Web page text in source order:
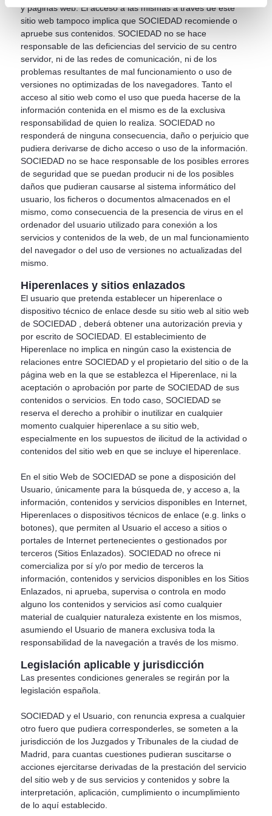
y páginas web. El acceso a las mismas a través de este
sitio web tampoco implica que SOCIEDAD recomiende o
apruebe sus contenidos. SOCIEDAD no se hace
responsable de las deficiencias del servicio de su centro
servidor, ni de las redes de comunicación, ni de los
problemas resultantes de mal funcionamiento o uso de
versiones no optimizadas de los navegadores. Tanto el
acceso al sitio web como el uso que pueda hacerse de la
información contenida en el mismo es de la exclusiva
responsabilidad de quien lo realiza. SOCIEDAD no
responderá de ninguna consecuencia, daño o perjuicio que
pudiera derivarse de dicho acceso o uso de la información.
SOCIEDAD no se hace responsable de los posibles errores
de seguridad que se puedan producir ni de los posibles
daños que pudieran causarse al sistema informático del
usuario, los ficheros o documentos almacenados en el
mismo, como consecuencia de la presencia de virus en el
ordenador del usuario utilizado para conexión a los
servicios y contenidos de la web, de un mal funcionamiento
del navegador o del uso de versiones no actualizadas del
mismo.
Hiperenlaces y sitios enlazados
El usuario que pretenda establecer un hiperenlace o
dispositivo técnico de enlace desde su sitio web al sitio web
de SOCIEDAD , deberá obtener una autorización previa y
por escrito de SOCIEDAD. El establecimiento de
Hiperenlace no implica en ningún caso la existencia de
relaciones entre SOCIEDAD y el propietario del sitio o de la
página web en la que se establezca el Hiperenlace, ni la
aceptación o aprobación por parte de SOCIEDAD de sus
contenidos o servicios. En todo caso, SOCIEDAD se
reserva el derecho a prohibir o inutilizar en cualquier
momento cualquier hiperenlace a su sitio web,
especialmente en los supuestos de ilicitud de la actividad o
contenidos del sitio web en que se incluye el hiperenlace.
En el sitio Web de SOCIEDAD se pone a disposición del
Usuario, únicamente para la búsqueda de, y acceso a, la
información, contenidos y servicios disponibles en Internet,
Hiperenlaces o dispositivos técnicos de enlace (e.g. links o
botones), que permiten al Usuario el acceso a sitios o
portales de Internet pertenecientes o gestionados por
terceros (Sitios Enlazados). SOCIEDAD no ofrece ni
comercializa por sí y/o por medio de terceros la
información, contenidos y servicios disponibles en los Sitios
Enlazados, ni aprueba, supervisa o controla en modo
alguno los contenidos y servicios así como cualquier
material de cualquier naturaleza existente en los mismos,
asumiendo el Usuario de manera exclusiva toda la
responsabilidad de la navegación a través de los mismo.
Legislación aplicable y jurisdicción
Las presentes condiciones generales se regirán por la
legislación española.
SOCIEDAD y el Usuario, con renuncia expresa a cualquier
otro fuero que pudiera corresponderles, se someten a la
jurisdicción de los Juzgados y Tribunales de la ciudad de
Madrid, para cuantas cuestiones pudieran suscitarse o
acciones ejercitarse derivadas de la prestación del servicio
del sitio web y de sus servicios y contenidos y sobre la
interpretación, aplicación, cumplimiento o incumplimiento
de lo aquí establecido.